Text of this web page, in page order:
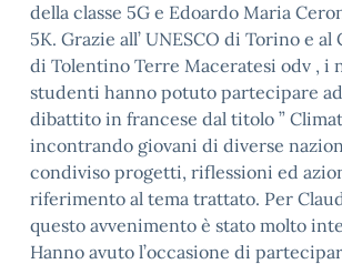
della classe 5G e Edoardo Maria
5K. Grazie all’ UNESCO di Torino e al
di Tolentino Terre Maceratesi odv , i
studenti hanno potuto partecipare
dibattito in francese dal titolo ” Climat
incontrando giovani di diverse
condiviso progetti, riflessioni ed
riferimento al tema trattato. Per
questo avvenimento è stato molto
Hanno avuto l’occasione di